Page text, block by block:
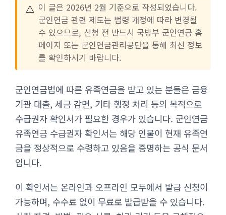
⚠️ 이 글은 2026년 2월 기준으로 작성되었습니다.
군인연금 관련 제도는 법령 개정에 따라 변경될
수 있으므로, 신청 전 반드시 국방부 군인연금 홈
페이지 또는 군인연금관리공단을 통해 최신 정보
를 확인하시기 바랍니다.
군인연금법에 따른 유족연금을 받고 있는 분들은 금융
기관 대출, 세금 감면, 기타 행정 처리 등의 목적으로
수급권자 확인서가 필요한 경우가 있습니다. 군인연금
유족연금 수급권자 확인서는 해당 인물이 현재 유족연
금을 정상적으로 수령하고 있음을 증명하는 공식 문서
입니다.
이 확인서는 온라인과 오프라인 모두에서 발급 신청이
가능하며, 수수료 없이 무료로 발급받을 수 있습니다.